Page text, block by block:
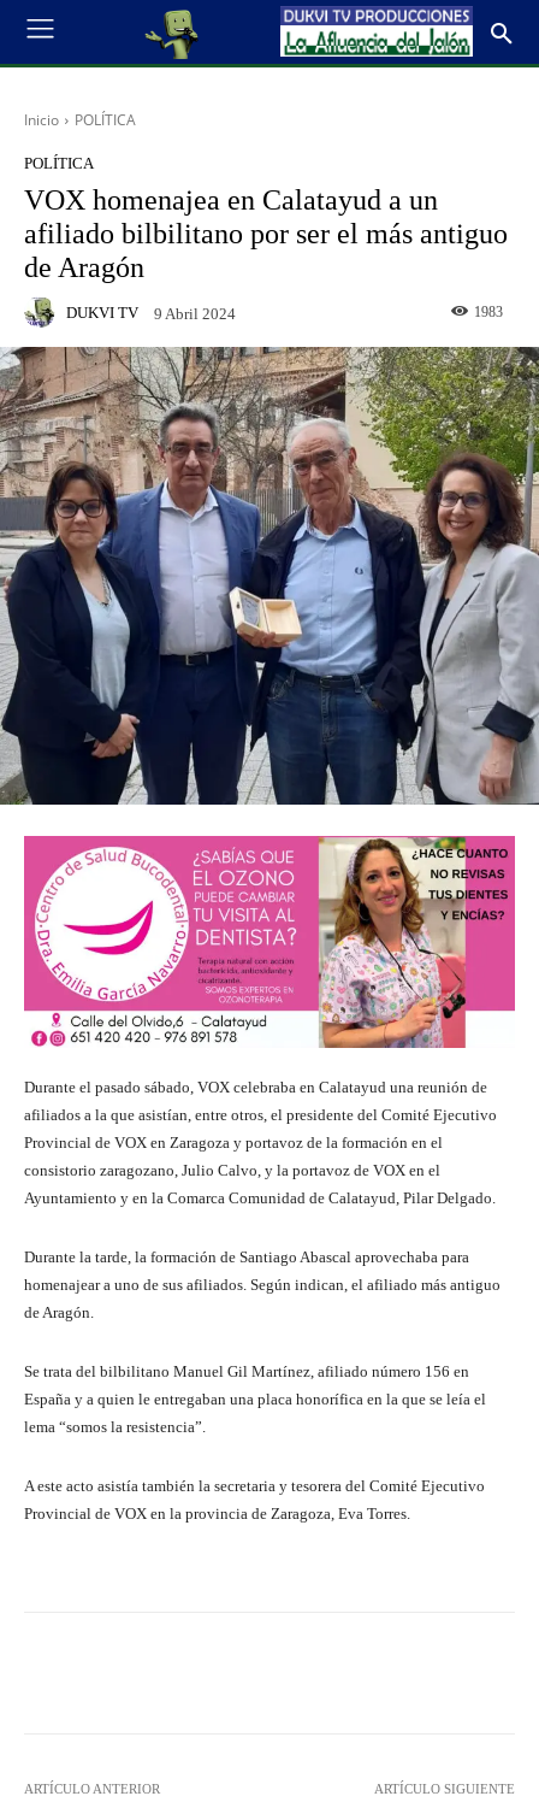
Inicio POLÍTICA
POLÍTICA
VOX homenajea en Calatayud a un
afiliado bilbilitano por ser el más antiguo
de Aragón
DUKVI TV 9 Abril 2024 1983
Durante el pasado sábado, VOX celebraba en Calatayud una reunión de
afiliados a la que asistían, entre otros, el presidente del Comité Ejecutivo
Provincial de VOX en Zaragoza y portavoz de la formación en el
consistorio zaragozano, Julio Calvo, y la portavoz de VOX en el
Ayuntamiento y en la Comarca Comunidad de Calatayud, Pilar Delgado.
Durante la tarde, la formación de Santiago Abascal aprovechaba para
homenajear a uno de sus afiliados. Según indican, el afiliado más antiguo
de Aragón.
Se trata del bilbilitano Manuel Gil Martínez, afiliado número 156 en
España y a quien le entregaban una placa honorífica en la que se leía el
lema “somos la resistencia”.
A este acto asistía también la secretaria y tesorera del Comité Ejecutivo
Provincial de VOX en la provincia de Zaragoza, Eva Torres.
ARTÍCULO ANTERIOR ARTÍCULO SIGUIENTE